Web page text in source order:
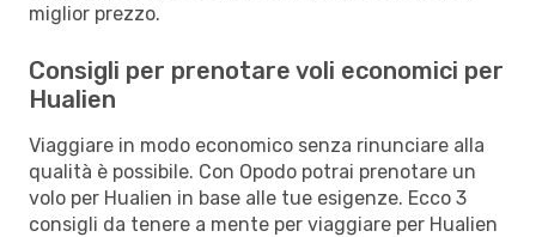
miglior prezzo.
Consigli per prenotare voli economici per
Hualien
Viaggiare in modo economico senza rinunciare alla
qualità è possibile. Con Opodo potrai prenotare un
volo per Hualien in base alle tue esigenze. Ecco 3
consigli da tenere a mente per viaggiare per Hualien